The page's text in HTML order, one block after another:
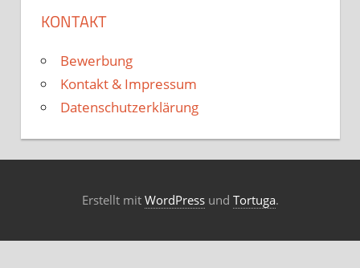
KONTAKT
Bewerbung
Kontakt & Impressum
Datenschutzerklärung
Erstellt mit WordPressund Tortuga.